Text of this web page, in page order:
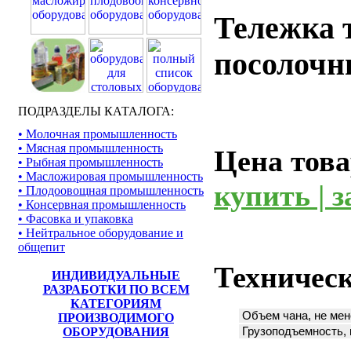
ПОДРАЗДЕЛЫ КАТАЛОГА:
• Молочная промышленность
• Мясная промышленность
• Рыбная промышленность
• Масложировая промышленность
• Плодоовощная промышленность
• Консервная промышленность
• Фасовка и упаковка
• Нейтральное оборудование и
общепит
ИНДИВИДУАЛЬНЫЕ
РАЗРАБОТКИ ПО ВСЕМ
КАТЕГОРИЯМ
ПРОИЗВОДИМОГО
ОБОРУДОВАНИЯ
Тележка
Цена
купить |
Объем чана, не
Грузоподъемность,